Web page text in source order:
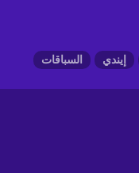
إيندي السباقات